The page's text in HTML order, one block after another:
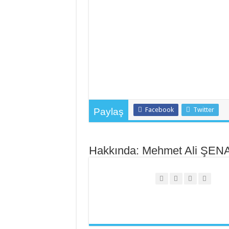
Paylaş Facebook Twitter
Hakkında: Mehmet Ali